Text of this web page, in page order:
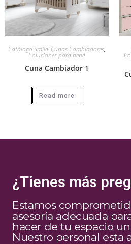
Catálogo Smile, Cunas Cambiadores,
Soluciones para bebé
Cuna Cambiador 1
Read more
¿Tienes más
Estamos
asesoría adecuada
hacer de tu espacio
Nuestro personal esta